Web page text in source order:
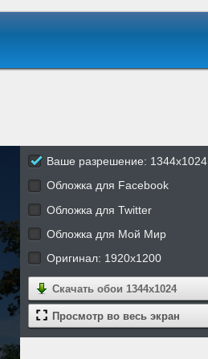
Ваше разрешение: 1344x1024
Обложка для Facebook
Обложка для Twitter
Обложка для Мой Мир
Оригинал: 1920x1200
Скачать обои 1344x1024
Просмотр во весь экран